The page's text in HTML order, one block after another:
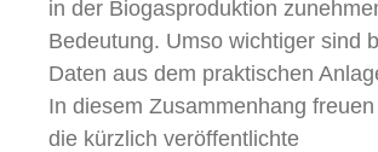
in der Biogasproduktion
Bedeutung. Umso wichtiger sind
Daten aus dem praktischen
In diesem Zusammenhang
die kürzlich veröffentlichte